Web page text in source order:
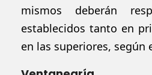
mismos deberán
establecidos tanto en
en las superiores, según